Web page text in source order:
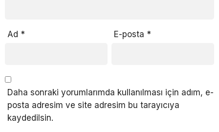
Ad * E-posta *
Daha sonraki yorumlarımda kullanılması için adım, e-
posta adresim ve site adresim bu tarayıcıya
kaydedilsin.